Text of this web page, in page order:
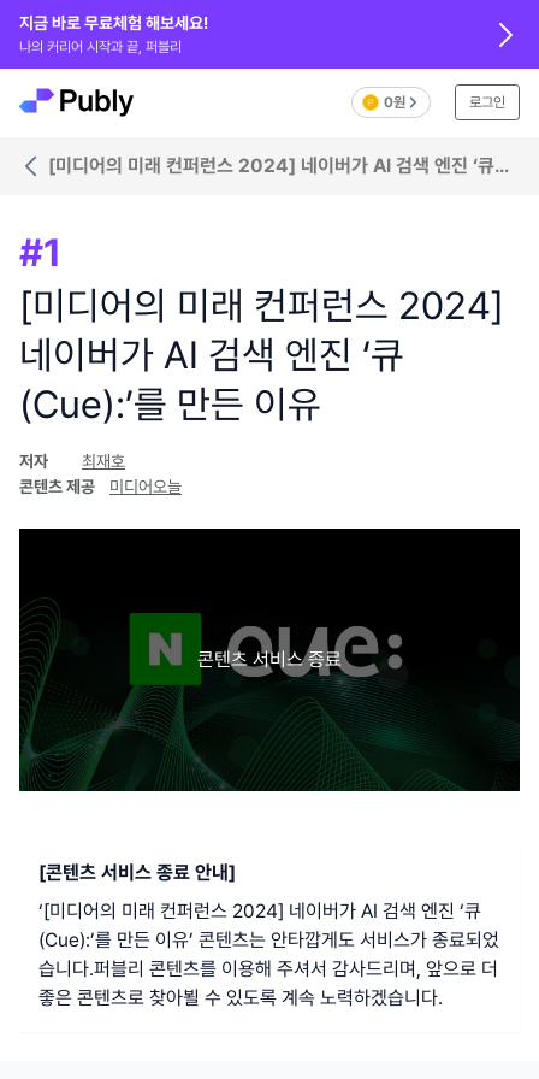
지금 바로 무료체험 해보세요!
나의 커리어 시작과 끝, 퍼블리
0원 로그인
[미디어의 미래 컨퍼런스 2024] 네이버가 AI 검색 엔진 ‘큐
#1
[미디어의 미래 컨퍼런스 2024]
네이버가 AI 검색 엔진 ‘큐
(Cue):’를 만든 이유
저자
최재호
콘텐츠 제공
미디어오늘
콘텐츠 서비스 종료
[콘텐츠 서비스 종료 안내]
‘[미디어의 미래 컨퍼런스 2024] 네이버가 AI 검색 엔진 ‘큐
(Cue):’를 만든 이유’ 콘텐츠는 안타깝게도 서비스가 종료되었
습니다.퍼블리 콘텐츠를 이용해 주셔서 감사드리며, 앞으로 더
좋은 콘텐츠로 찾아뵐 수 있도록 계속 노력하겠습니다.